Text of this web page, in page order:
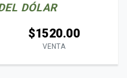
DÓLAR
$1520.00
VENTA